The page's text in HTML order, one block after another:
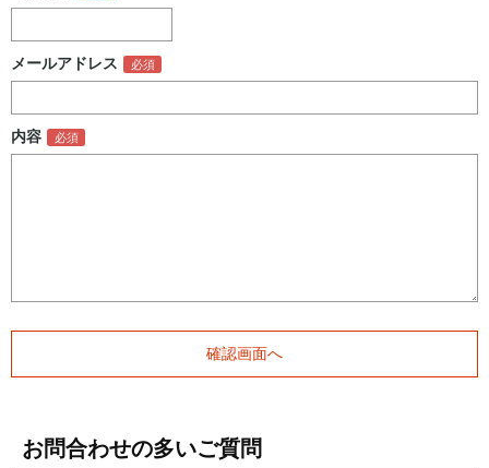
メールアドレス
内容
お問合わせの多いご質問